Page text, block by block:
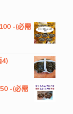
-(必需
4)
-(必需